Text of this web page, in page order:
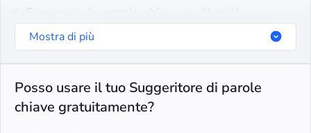
per distribuirle tra i contenuti del tuo sito web.
Mostra di più
Posso usare il tuo Suggeritore di parole
chiave gratuitamente?